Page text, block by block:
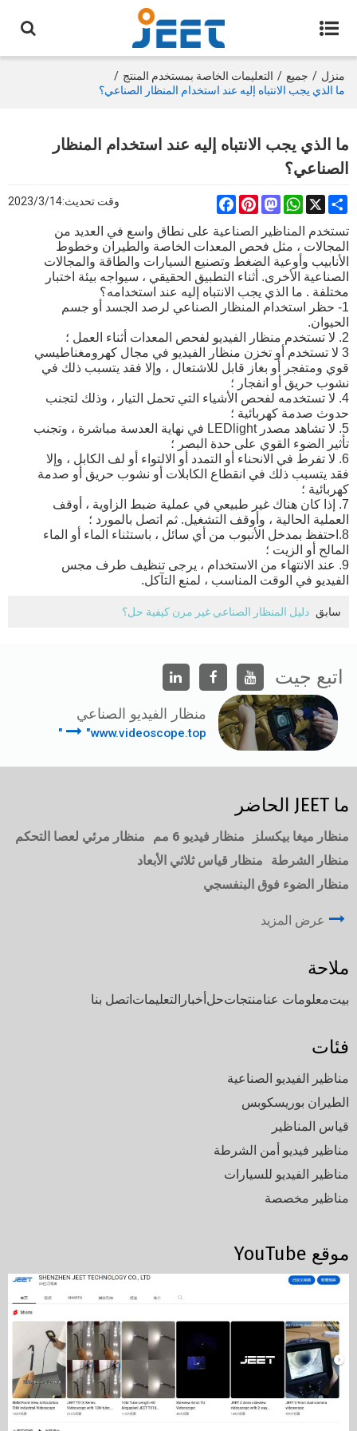
منزل / جميع / التعليمات الخاصة بمستخدم المنتج /
ما الذي يجب الانتباه إليه عند استخدام المنظار الصناعي؟
ما الذي يجب الانتباه إليه عند استخدام المنظار
الصناعي؟
Share
FacebookPinterest
Mastodon
WhatsApp X وقت تحديث:2023/3/14
تستخدم المناظير الصناعية على نطاق واسع في العديد من
المجالات ، مثل فحص المعدات الخاصة والطيران وخطوط
الأنابيب وأوعية الضغط وتصنيع السيارات والطاقة والمجالات
الصناعية الأخرى. أثناء التطبيق الحقيقي ، سيواجه بيئة اختبار
مختلفة . ما الذي يجب الانتباه إليه عند استخدامه؟
1- حظر استخدام المنظار الصناعي لرصد الجسد أو جسم
الحيوان.
2. لا تستخدم منظار الفيديو لفحص المعدات أثناء العمل ؛
3 لا تستخدم أو تخزن منظار الفيديو في مجال كهرومغناطيسي
قوي ومتفجر أو بغاز قابل للاشتعال ، وإلا فقد يتسبب ذلك في
نشوب حريق أو انفجار ؛
4. لا تستخدمه لفحص الأشياء التي تحمل التيار ، وذلك لتجنب
حدوث صدمة كهربائية ؛
5. لا تشاهد مصدر LEDlight في نهاية العدسة مباشرة ، وتجنب
تأثير الضوء القوي على حدة البصر ؛
6. لا تفرط في الانحناء أو التمدد أو الالتواء أو لف الكابل ، وإلا
فقد يتسبب ذلك في انقطاع الكابلات أو نشوب حريق أو صدمة
كهربائية ؛
7. إذا كان هناك غير طبيعي في عملية ضبط الزاوية ، أوقف
العملية الحالية ، وأوقف التشغيل. ثم اتصل بالمورد ؛
8.احتفظ بمدخل الأنبوب من أي سائل ، باستثناء الماء أو الماء
المالح أو الزيت ؛
9. عند الانتهاء من الاستخدام ، يرجى تنظيف طرف مجس
الفيديو في الوقت المناسب ، لمنع التآكل.
سابق دليل المنظار الصناعي غير مرن كيفية حل؟
اتبع جيت
منظار الفيديو الصناعي
"www.videoscope.top"
ما JEET الحاضر
منظار ميغا بيكسلز منظار فيديو 6 مم
منظار مرئي لعصا التحكم
منظار الشرطة
منظار قياس ثلاثي الأبعاد
منظار الضوء فوق البنفسجي
عرض المزيد
ملاحة
بيتمعلومات عنامنتجاتحلأخبار التعليماتاتصل بنا
فئات
مناظير الفيديو الصناعية
الطيران بوريسكوبس
قياس المناظير
مناظير فيديو أمن الشرطة
مناظير الفيديو للسيارات
مناظير مخصصة
موقع YouTube